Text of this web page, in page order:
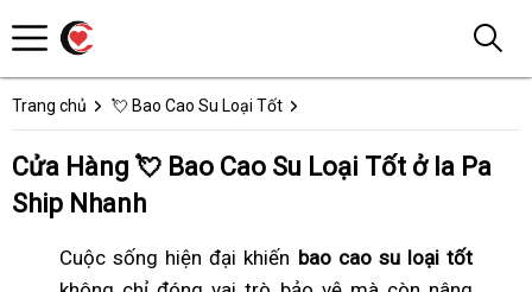
Trang chủ 💘 Bao Cao Su Loại Tốt
Cửa Hàng 💘 Bao Cao Su Loại Tốt ở Ia Pa
Ship Nhanh
Cuộc sống hiện đại khiến bao cao su loại tốt